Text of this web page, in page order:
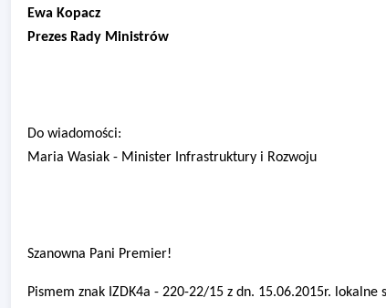
Ewa Kopacz
Prezes Rady Ministrów
Do wiadomości:
Maria Wasiak - Minister Infrastruktury i Rozwoju
Szanowna Pani Premier!
Pismem znak IZDK4a - 220-22/15 z dn. 15.06.2015r.